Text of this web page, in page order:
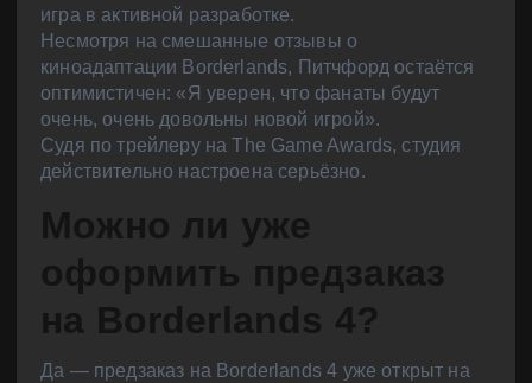
игра в активной разработке.
Несмотря на смешанные отзывы о
киноадаптации Borderlands, Питчфорд остаётся
оптимистичен: «Я уверен, что фанаты будут
очень, очень довольны новой игрой».
Судя по трейлеру на The Game Awards, студия
действительно настроена серьёзно.
Можно ли уже
оформить предзаказ
на Borderlands 4?
Да — предзаказ на Borderlands 4 уже открыт на